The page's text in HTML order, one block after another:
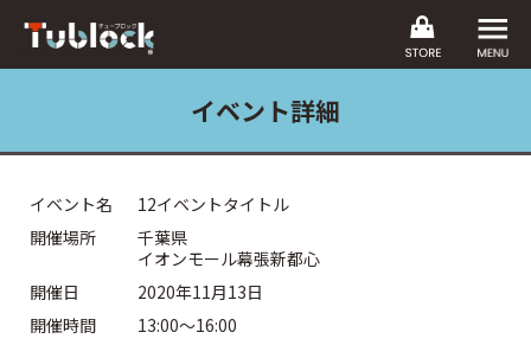
イベント詳細
イベント名
12イベントタイトル
開催場所
千葉県
イオンモール幕張新都心
開催日
2020年11月13日
開催時間
13:00〜16:00